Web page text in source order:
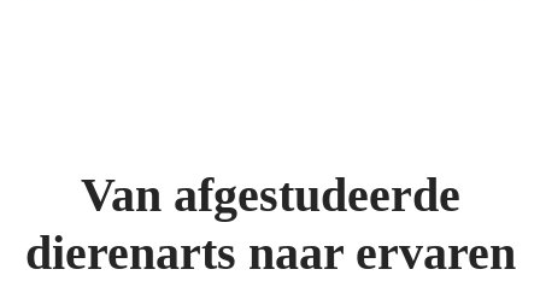
Van afgestudeerde
dierenarts naar ervaren